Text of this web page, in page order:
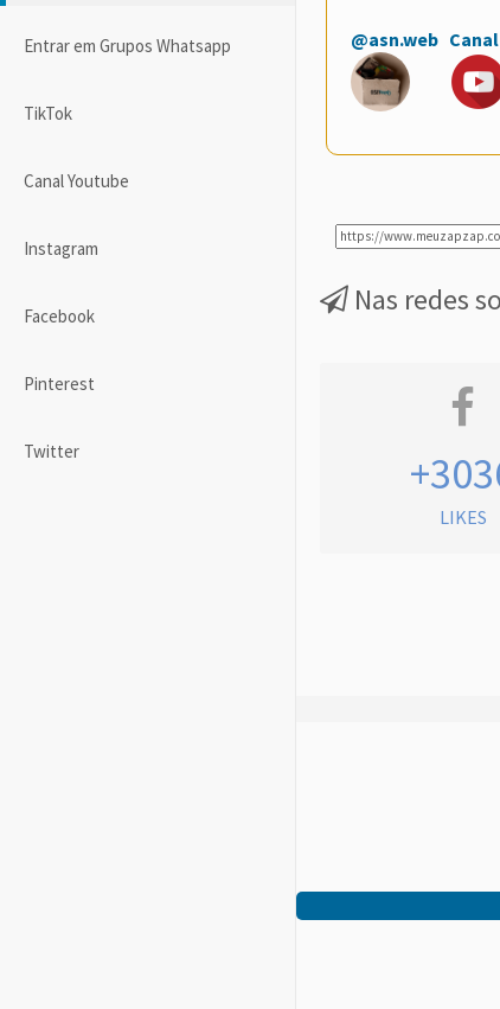
Entrar em Grupos Whatsapp
TikTok
Canal Youtube
Instagram
Facebook
Pinterest
Twitter
@asn.web Canal
Nas redes
LIKES